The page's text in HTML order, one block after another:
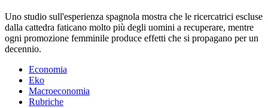
Uno studio sull'esperienza spagnola mostra che le ricercatrici escluse
dalla cattedra faticano molto più degli uomini a recuperare, mentre
ogni promozione femminile produce effetti che si propagano per un
decennio.
Economia
Eko
Macroeconomia
Rubriche